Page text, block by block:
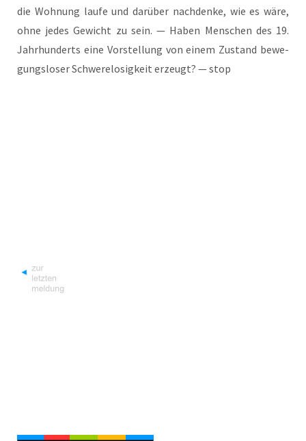
die Woh­nung lau­fe und dar­über nach­den­ke, wie es wäre,
ohne jedes Gewicht zu sein. — Haben Men­schen des 19.
Jahr­hun­derts eine Vor­stel­lung von einem Zustand bewe­
gungs­lo­ser Schwe­re­lo­sig­keit erzeugt? — stop